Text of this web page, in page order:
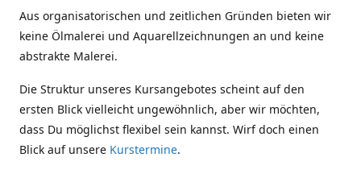
Aus organisatorischen und zeitlichen Gründen bieten wir
keine Ölmalerei und Aquarellzeichnungen an und keine
abstrakte Malerei.
Die Struktur unseres Kursangebotes scheint auf den
ersten Blick vielleicht ungewöhnlich, aber wir möchten,
dass Du möglichst flexibel sein kannst. Wirf doch einen
Blick auf unsere Kurstermine.